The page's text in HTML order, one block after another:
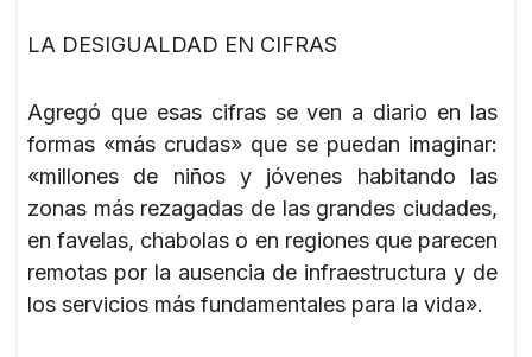
LA DESIGUALDAD EN CIFRAS
Agregó que esas cifras se ven a diario en las
formas «más crudas» que se puedan imaginar:
«millones de niños y jóvenes habitando las
zonas más rezagadas de las grandes ciudades,
en favelas, chabolas o en regiones que parecen
remotas por la ausencia de infraestructura y de
los servicios más fundamentales para la vida».